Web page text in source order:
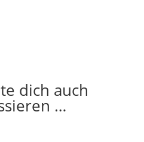
dich auch
…